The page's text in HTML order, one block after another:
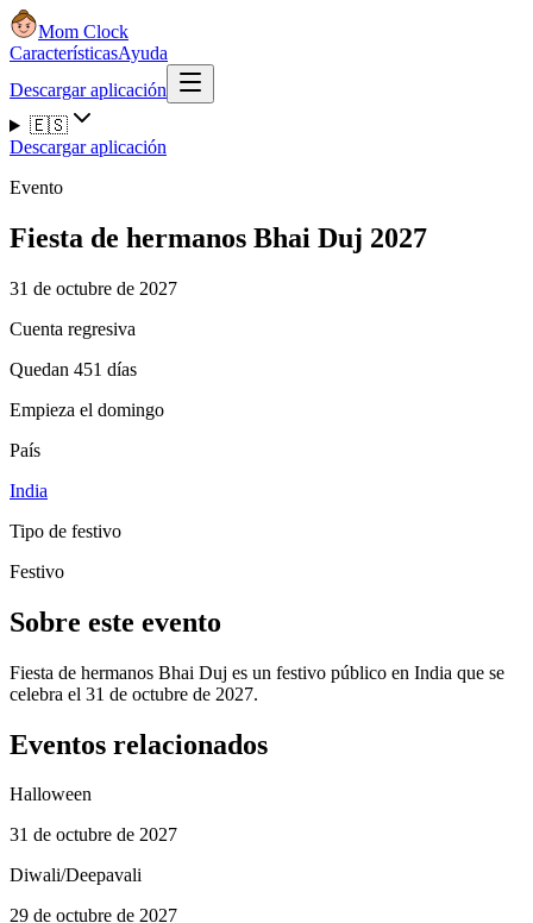
Mom Clock
CaracterísticasAyuda
Descargar aplicación
🇪🇸
Descargar aplicación
Evento
Fiesta de hermanos Bhai Duj 2027
31 de octubre de 2027
Cuenta regresiva
Quedan 451 días
Empieza el domingo
País
India
Tipo de festivo
Festivo
Sobre este evento
Fiesta de hermanos Bhai Duj es un festivo público en India que se
celebra el 31 de octubre de 2027.
Eventos relacionados
Halloween
31 de octubre de 2027
Diwali/Deepavali
29 de octubre de 2027